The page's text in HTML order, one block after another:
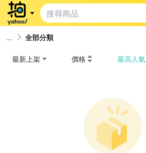
全部分類
最新上架 價格 最高人氣